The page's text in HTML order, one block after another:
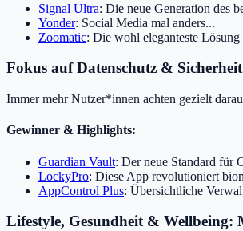
Signal Ultra: Die neue Generation des
Yonder: Social Media mal anders...
Zoomatic: Die wohl eleganteste
Fokus auf Datenschutz &
Immer mehr Nutzer*innen achten gezielt
Gewinner & Highlights:
Guardian Vault: Der neue Standard für
LockyPro: Diese App revolutioniert
AppControl Plus: Übersichtliche
Lifestyle, Gesundheit & Wellbeing: